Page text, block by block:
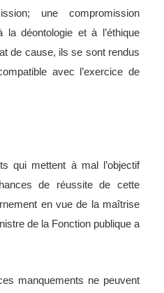
une compromission
la déontologie et à l’éthique
de cause, ils se sont rendus
avec l’exercice de
qui mettent à mal l’objectif
de réussite de cette
en vue de la maîtrise
de la Fonction publique a
manquements ne peuvent